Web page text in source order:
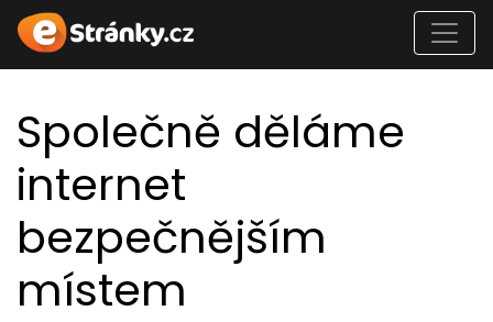
Společně děláme
internet
bezpečnějším
místem